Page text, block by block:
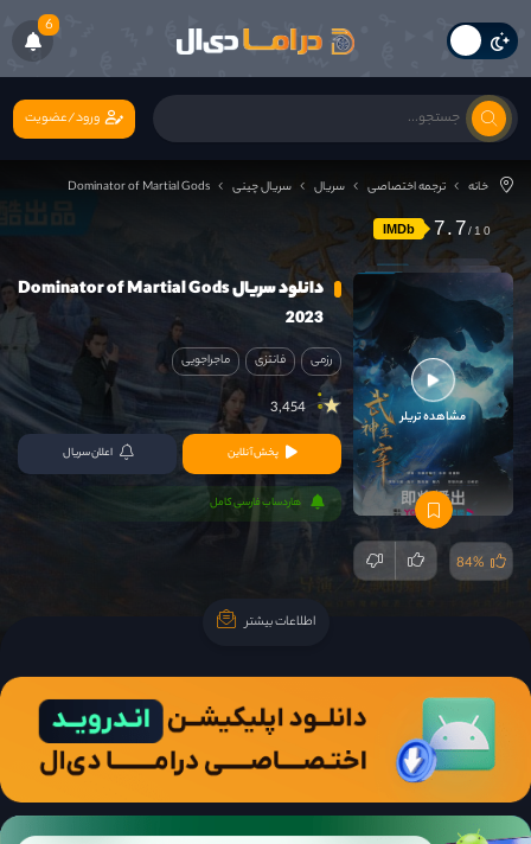
6
ورود/عضویت
خانه ترجمه اختصاصی سریال سریال چینی Dominator of Martial Gods
IMDb 7.7
مشاهده تریلر
84%
دانلود سریال Dominator of Martial Gods
2023
رزمی فانتزی ماجراجویی
3,454
پخش آنلاین اعلان سریال
هاردساب فارسی کامل
اطلاعات بیشتر